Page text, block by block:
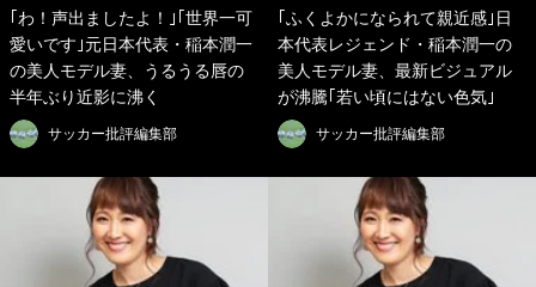
｢わ！声出ましたよ！｣｢世界一可
愛いです｣元日本代表・稲本潤一
の美人モデル妻、うるうる唇の
半年ぶり近影に沸く
サッカー批評編集部
｢ふくよかになられて親近感｣日
本代表レジェンド・稲本潤一の
美人モデル妻、最新ビジュアル
が沸騰｢若い頃にはない色気｣
サッカー批評編集部